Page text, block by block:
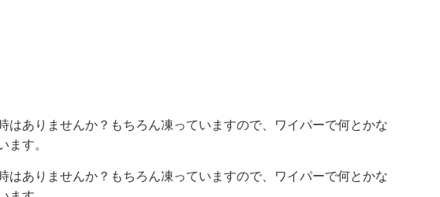
ありませんか？もちろん凍っていますので、ワイパーで何とかな
す。
ありませんか？もちろん凍っていますので、ワイパーで何とかな